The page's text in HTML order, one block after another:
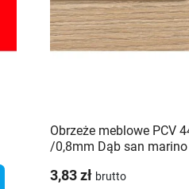
Obrzeże meblowe PCV
/0,8mm Dąb san
3,83 zł brutto